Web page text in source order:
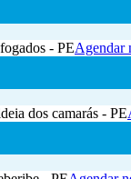
- PEAgendar
dos camarás - PE